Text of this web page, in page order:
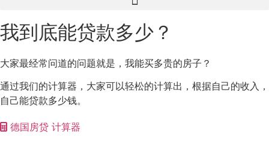
我到底能贷款多少？
大家最经常问道的问题就是，我能买多贵的房子？
通过我们的计算器，大家可以轻松的计算出，根据自己的收入，
自己能贷款多少钱。
德国房贷 计算器